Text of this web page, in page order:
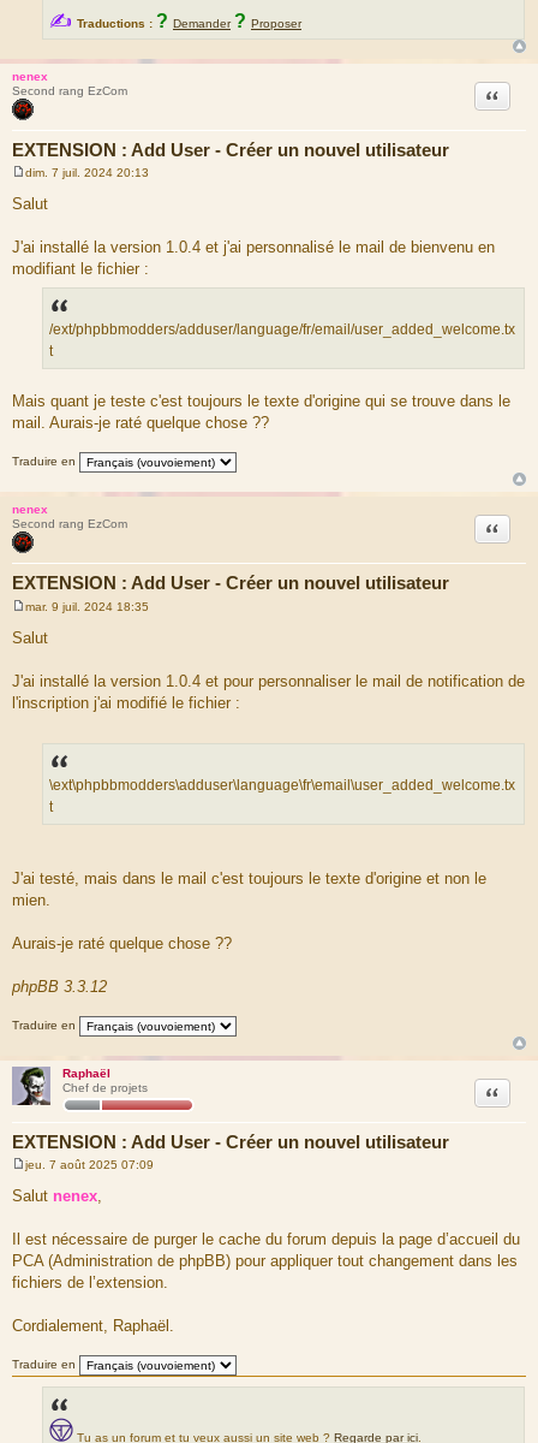
✍ Traductions : ? Demander ? Proposer
nenex
Second rang EzCom
EXTENSION : Add User - Créer un nouvel utilisateur
Citation
e
s
a
g
e
dim. 7 juil. 2024 20:13
Salut
J'ai installé la version 1.0.4 et j'ai personnalisé le mail de bienvenu en
modifiant le fichier :
/ext/phpbbmodders/adduser/language/fr/email/user_added_welcome.tx
t
Mais quant je teste c'est toujours le texte d'origine qui se trouve dans le
mail. Aurais-je raté quelque chose ??
Traduire en
nenex
Second rang EzCom
EXTENSION : Add User - Créer un nouvel utilisateur
Citation
e
s
a
g
e
mar. 9 juil. 2024 18:35
Salut
J'ai installé la version 1.0.4 et pour personnaliser le mail de notification de
l'inscription j'ai modifié le fichier :
\ext\phpbbmodders\adduser\language\fr\email\user_added_welcome.tx
t
J'ai testé, mais dans le mail c'est toujours le texte d'origine et non le
mien.
Aurais-je raté quelque chose ??
phpBB 3.3.12
Traduire en
Raphaël
Chef de projets
EXTENSION : Add User - Créer un nouvel utilisateur
Citation
e
s
a
g
e
jeu. 7 août 2025 07:09
Salut nenex,
Il est nécessaire de purger le cache du forum depuis la page d’accueil du
PCA (Administration de phpBB) pour appliquer tout changement dans les
fichiers de l’extension.
Cordialement, Raphaël.
Traduire en
Tu as un forum et tu veux aussi un site web ? Regarde par ici